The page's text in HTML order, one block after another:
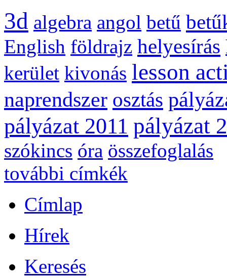
3d algebra angol betű
English földrajz helyesírás
kerület kivonás lesson
naprendszer osztás
pályázat 2011 pályázat
szókincs óra összefoglalás
további címkék
Címlap
Hírek
Keresés